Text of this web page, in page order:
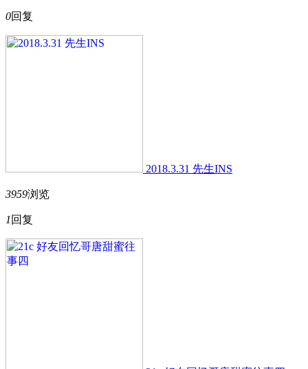
0回复
2018.3.31 先生INS
3959浏览
1 回复